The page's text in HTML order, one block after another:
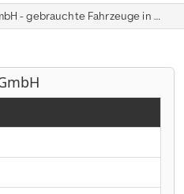
- gebrauchte Fahrzeuge in